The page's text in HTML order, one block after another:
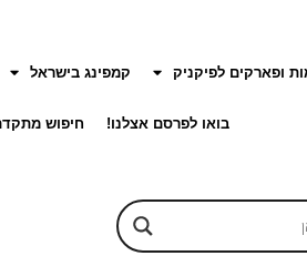
ופארקים לפיקניק קמפינג בישראל
בואו לפרסם אצלנו! חיפוש